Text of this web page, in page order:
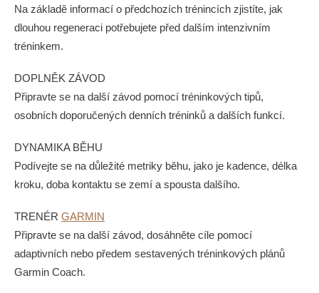
Na základě informací o předchozích trénincích zjistíte, jak
dlouhou regeneraci potřebujete před dalším intenzivním
tréninkem.
DOPLNĚK ZÁVOD
Připravte se na další závod pomocí tréninkových tipů,
osobních doporučených denních tréninků a dalších funkcí.
DYNAMIKA BĚHU
Podívejte se na důležité metriky běhu, jako je kadence, délka
kroku, doba kontaktu se zemí a spousta dalšího.
TRENÉR GARMIN
Připravte se na další závod, dosáhněte cíle pomocí
adaptivních nebo předem sestavených tréninkových plánů
Garmin Coach.